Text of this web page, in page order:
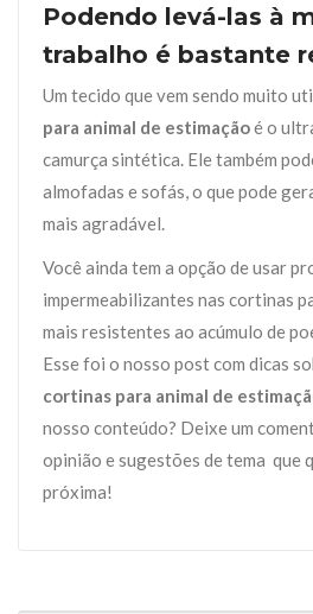
Podendo levá-las à
trabalho é bastante
Um tecido que vem sendo muito
para animal de estimaçãoé o
camurça sintética. Ele também
almofadas e sofás, o que pode
mais agradável.
Você ainda tem a opção de usar
impermeabilizantes nas cortinas
mais resistentes ao acúmulo de
Esse foi o nosso post com dicas
cortinas para animal de
nosso conteúdo? Deixe um
opinião e sugestões de tema que
próxima!